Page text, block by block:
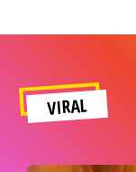
VIRAL